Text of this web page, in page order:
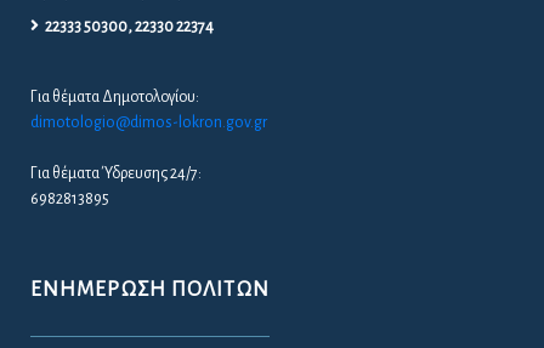
22333 50300, 22330 22374
Για θέματα Δημοτολογίου:
dimotologio@dimos-lokron.gov.gr
Για θέματα Ύδρευσης 24/7:
6982813895
ΕΝΗΜΈΡΩΣΗ ΠΟΛΙΤΏΝ